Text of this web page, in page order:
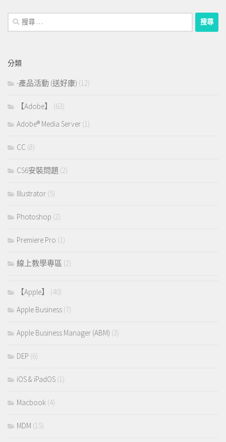
搜
尋：
分類
-產品活動 (送好康) (12)
【Adobe】
(63)
Adobe® Media Server (1)
CC (8)
CS6安裝問題 (2)
Illustrator (5)
Photoshop (2)
Premiere Pro (1)
線上教學專區 (2)
【Apple】
(40)
Apple Business (7)
Apple Business Manager (ABM) (3)
DEP (6)
iOS & iPadOS (1)
Macbook (4)
MDM (15)